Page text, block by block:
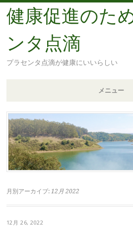
健康促進のた
ンタ点滴
プラセンタ点滴が健康にいいらしい
メニュー
コ
ン
テ
ン
ツ
移
月別アーカイブ: 12月 2022
12月 26, 2022